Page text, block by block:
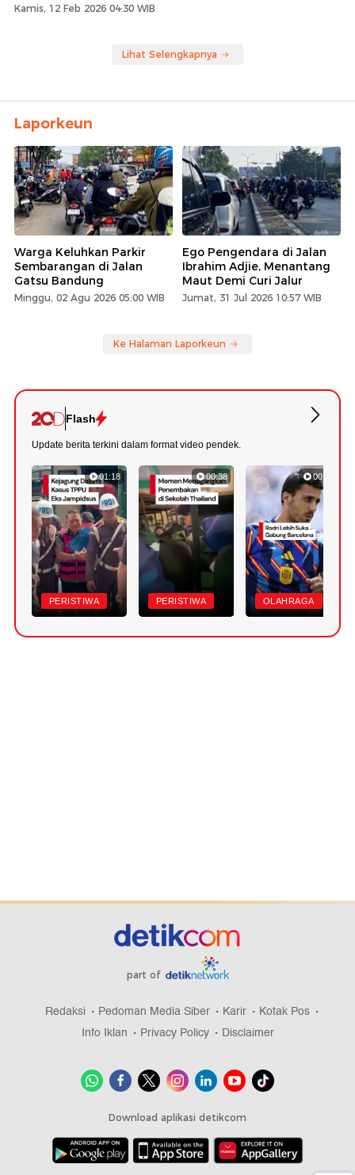
Kamis, 12 Feb 2026 04:30 WIB
Lihat Selengkapnya
Laporkeun
Warga Keluhkan Parkir
Sembarangan di Jalan
Gatsu Bandung
Minggu, 02 Agu 2026 05:00 WIB
Ego Pengendara di Jalan
Ibrahim Adjie, Menantang
Maut Demi Curi Jalur
Jumat, 31 Jul 2026 10:57 WIB
Ke Halaman Laporkeun
Flash
Update berita terkini dalam format video pendek.
01:18
PERISTIWA
00:38
PERISTIWA
00:47
OLAHRAGA
part of
Redaksi Pedoman Media Siber Karir
Kotak Pos
Info Iklan
Privacy Policy Disclaimer
Download aplikasi detikcom